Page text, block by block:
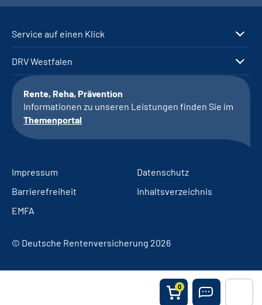
0
Service auf einen Klick
DRV Westfalen
Rente, Reha, Prävention
Informationen zu unseren Leistungen finden Sie im
Themenportal
Impressum
Datenschutz
Barrierefreiheit
Inhaltsverzeichnis
EMFA
© Deutsche Rentenversicherung 2026